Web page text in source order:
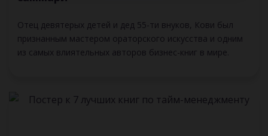
Отец девятерых детей и дед 55-ти внуков, Кови был
признанным мастером ораторского искусства и одним
из самых влиятельных авторов бизнес-книг в мире.